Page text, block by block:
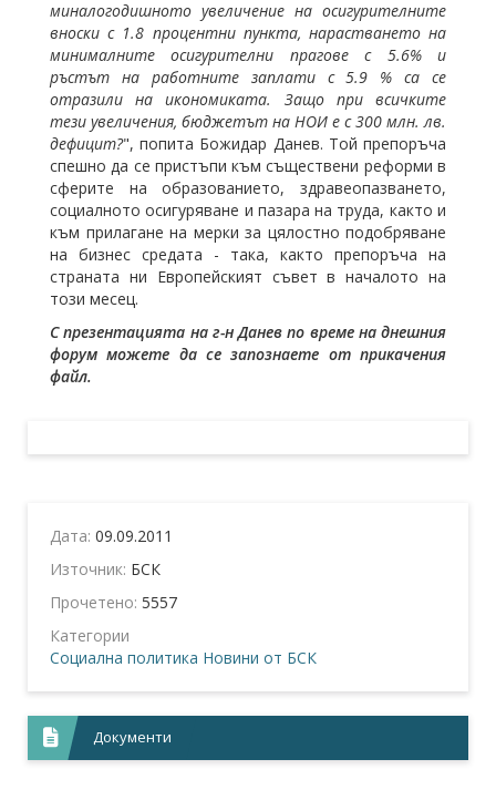
миналогодишното увеличение на осигурителните
вноски с 1.8 процентни пункта, нарастването на
минималните осигурителни прагове с 5.6% и
ръстът на работните заплати с 5.9 % са се
отразили на икономиката. Защо при всичките
тези увеличения, бюджетът на НОИ е с 300 млн. лв.
дефицит?", попита Божидар Данев. Той препоръча
спешно да се пристъпи към съществени реформи в
сферите на образованието, здравеопазването,
социалното осигуряване и пазара на труда, както и
към прилагане на мерки за цялостно подобряване
на бизнес средата - така, както препоръча на
страната ни Европейският съвет в началото на
този месец.
С презентацията на г-н Данев по време на днешния
форум можете да се запознаете от прикачения
файл.
Дата: 09.09.2011
Източник: БСК
Прочетено: 5557
Категории
Социална политика Новини от БСК
Документи